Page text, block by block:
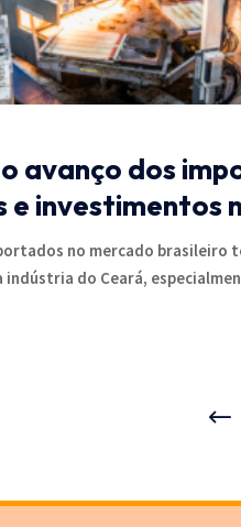
avanço dos
e investimentos
no mercado brasileiro
do Ceará,